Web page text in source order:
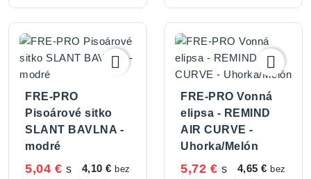

FRE-PRO
Pisoárové sitko
SLANT BAVLNA -
modré
5,04 € s
4,10 €bez

FRE-PRO Vonná
elipsa - REMIND
AIR CURVE -
Uhorka/Melón
5,72 € s
4,65 €bez